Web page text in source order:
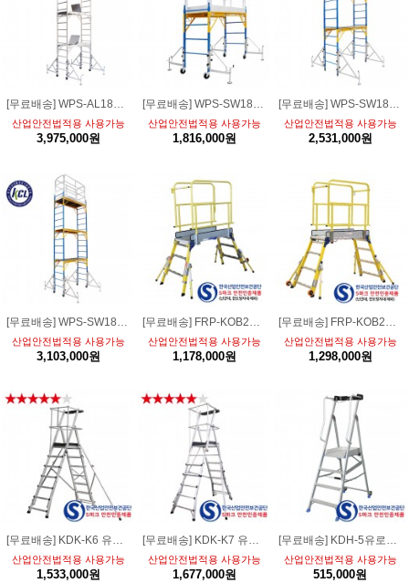
[무료배송] WPS-AL1800-3FS알루미늄 안전 이동형 3단작업대[강화형 풀세트]
산업안전법적용 사용가능
3,975,000원
[무료배송] WPS-SW1800-1FS스틸 안전 이동형 1단작업대[강화형 풀세트]
산업안전법적용 사용가능
1,816,000원
[무료배송] WPS-SW1800-2FS스틸 안전 이동형 2단작업대[강화형 풀세트]
산업안전법적용 사용가능
2,531,000원
[무료배송] WPS-SW1800-3FS스틸 안전 이동형 3단작업대[강화형 풀세트]
산업안전법적용 사용가능
3,103,000원
[무료배송] FRP-KOB203 말비계 비전도체 안전난간 연결형 절연 우마작업대
산업안전법적용 사용가능
1,178,000원
[무료배송] FRP-KOB204 말비계 비전도체 안전난간 연결형 절연 우마작업대
산업안전법적용 사용가능
1,298,000원
[무료배송] KDK-K6 유로형 안전가드 발판작업대 말비계 6단 사다리
산업안전법적용 사용가능
1,533,000원
[무료배송] KDK-K7 유로형 안전가드 발판작업대 말비계 7단 사다리
산업안전법적용 사용가능
1,677,000원
[무료배송] KDH-5유로형 안전발판 사다리 5단최대하중 150kg
산업안전법적용 사용가능
515,000원